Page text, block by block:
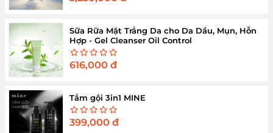
Sữa Rữa Mặt Trắng Da cho Da Dầu, Mụn, Hỗn
Hợp - Gel Cleanser Oil Control
616,000 đ
Tắm gội 3in1 MINE
399,000 đ